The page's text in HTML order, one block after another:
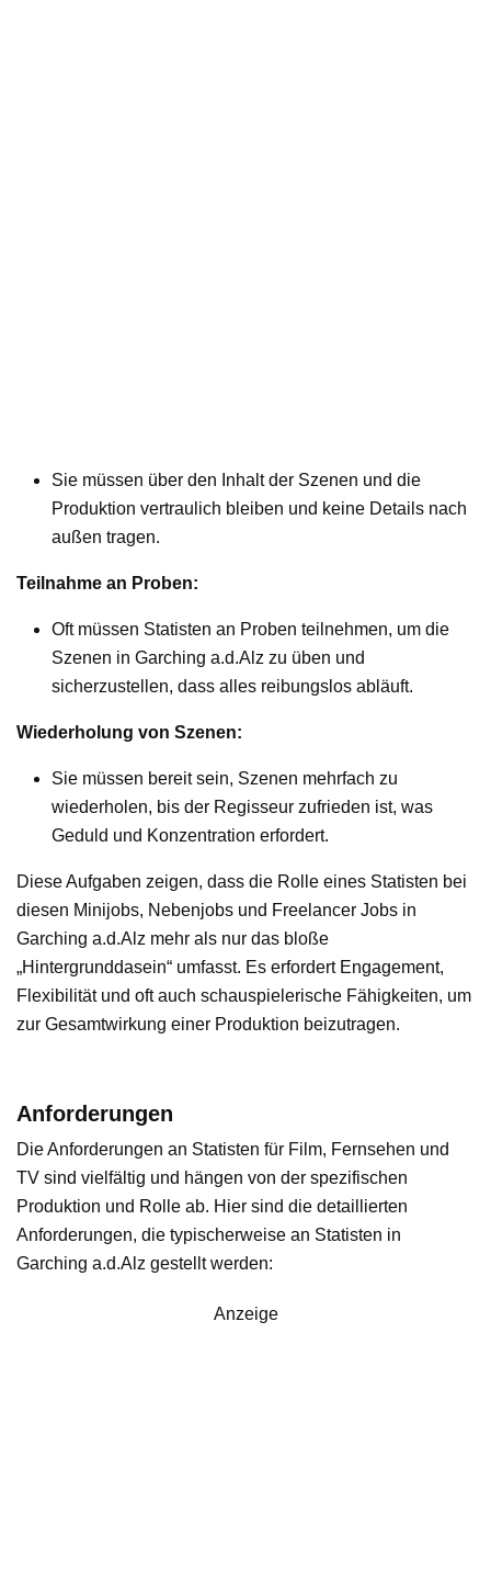
Sie müssen über den Inhalt der Szenen und die
Produktion vertraulich bleiben und keine Details nach
außen tragen.
Teilnahme an Proben:
Oft müssen Statisten an Proben teilnehmen, um die
Szenen in Garching a.d.Alz zu üben und
sicherzustellen, dass alles reibungslos abläuft.
Wiederholung von Szenen:
Sie müssen bereit sein, Szenen mehrfach zu
wiederholen, bis der Regisseur zufrieden ist, was
Geduld und Konzentration erfordert.
Diese Aufgaben zeigen, dass die Rolle eines Statisten bei
diesen Minijobs, Nebenjobs und Freelancer Jobs in
Garching a.d.Alz mehr als nur das bloße
„Hintergrunddasein“ umfasst. Es erfordert Engagement,
Flexibilität und oft auch schauspielerische Fähigkeiten, um
zur Gesamtwirkung einer Produktion beizutragen.
Anforderungen
Die Anforderungen an Statisten für Film, Fernsehen und
TV sind vielfältig und hängen von der spezifischen
Produktion und Rolle ab. Hier sind die detaillierten
Anforderungen, die typischerweise an Statisten in
Garching a.d.Alz gestellt werden:
Anzeige